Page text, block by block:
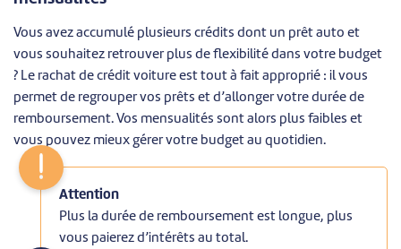
Vous avez accumulé plusieurs crédits dont un prêt auto et
vous souhaitez retrouver plus de flexibilité dans votre budget
? Le rachat de crédit voiture est tout à fait approprié : il vous
permet de regrouper vos prêts et d’allonger votre durée de
remboursement. Vos mensualités sont alors plus faibles et
vous pouvez mieux gérer votre budget au quotidien.
Attention
Plus la durée de remboursement est longue, plus
vous paierez d’intérêts au total.